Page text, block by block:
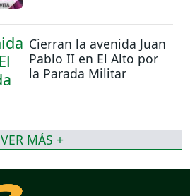
Cierran la avenida Juan
Pablo II en El Alto por
la Parada Militar
VER MÁS +